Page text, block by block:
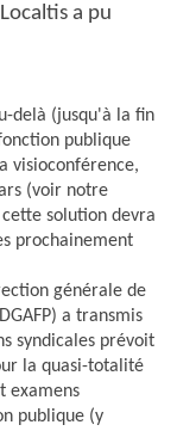
a pu
delà (jusqu'à la fin
publique
visioconférence,
(voir notre
solution devra
prochainement
générale de
a transmis
syndicales prévoit
la quasi-totalité
examens
publique (y